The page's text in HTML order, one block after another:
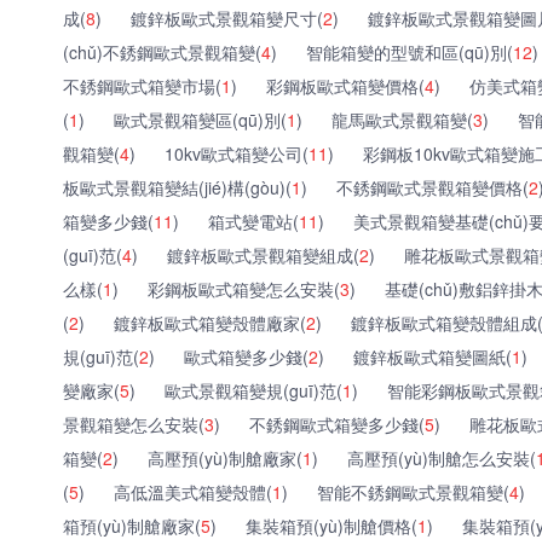
成(8) 鍍鋅板歐式景觀箱變尺寸(2)
鍍鋅板歐式景觀箱變圖
(chǔ)不銹鋼歐式景觀箱變(4) 智能箱變的型號和區(qū)別(12)
不銹鋼歐式箱變市場(1) 彩鋼板歐式箱變價格(4)
仿美式
(1) 歐式景觀箱變區(qū)別(1) 龍馬歐式景觀箱變(3)
智
觀箱變(4) 10kv歐式箱變公司(11)
彩鋼板10kv歐式箱變施
板歐式景觀箱變結(jié)構(gòu)(1) 不銹鋼歐式景觀箱變價格(2
箱變多少錢(11) 箱式變電站(11)
美式景觀箱變基礎(chǔ)
(guī)范(4) 鍍鋅板歐式景觀箱變組成(2)
雕花板歐式景觀
么樣(1) 彩鋼板歐式箱變怎么安裝(3)
基礎(chǔ)敷鋁鋅掛
(2) 鍍鋅板歐式箱變殼體廠家(2)
鍍鋅板歐式箱變殼體組成(
規(guī)范(2) 歐式箱變多少錢(2) 鍍鋅板歐式箱變圖紙(1)
變廠家(5) 歐式景觀箱變規(guī)范(1)
智能彩鋼板歐式景
景觀箱變怎么安裝(3) 不銹鋼歐式箱變多少錢(5)
雕花板
箱變(2) 高壓預(yù)制艙廠家(1) 高壓預(yù)制艙怎么安裝(
(5) 高低溫美式箱變殼體(1) 智能不銹鋼歐式景觀箱變(4)
箱預(yù)制艙廠家(5) 集裝箱預(yù)制艙價格(1)
集裝箱預